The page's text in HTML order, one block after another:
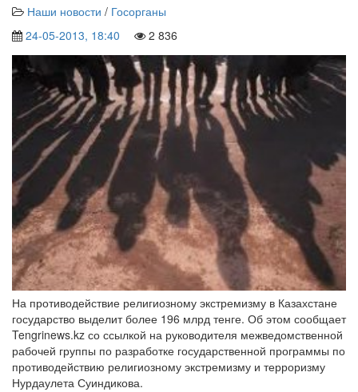
Наши новости / Госорганы
24-05-2013, 18:40
2 836
На противодействие религиозному экстремизму в Казахстане
государство выделит более 196 млрд тенге. Об этом сообщает
Tengrinews.kz со ссылкой на руководителя межведомственной
рабочей группы по разработке государственной программы по
противодействию религиозному экстремизму и терроризму
Нурдаулета Суиндикова.